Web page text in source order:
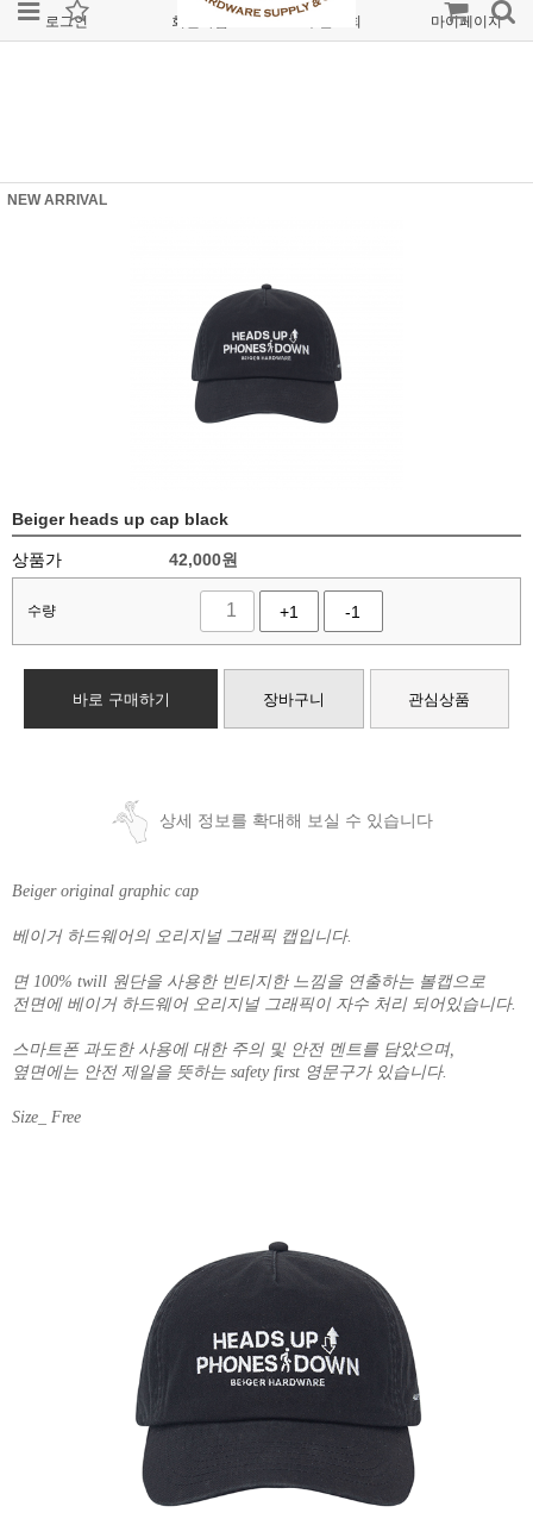
로그인 회원가입 주문조회 마이페이지
NEW ARRIVAL
Beiger heads up cap black
상품가 42,000원
수량 +1 -1
바로 구매하기 장바구니 관심상품
상세 정보를 확대해 보실 수 있습니다
Beiger original graphic cap
베이거 하드웨어의 오리지널 그래픽 캡입니다.
면 100% twill 원단을 사용한 빈티지한 느낌을 연출하는 볼캡으로
전면에 베이거 하드웨어 오리지널 그래픽이 자수 처리 되어있습니다.
스마트폰 과도한 사용에 대한 주의 및 안전 멘트를 담았으며,
옆면에는 안전 제일을 뜻하는 safety first 영문구가 있습니다.
Size_ Free